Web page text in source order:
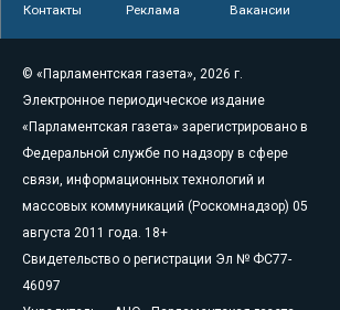
Контакты Реклама Вакансии
© «Парламентская газета», 2026 г.
Электронное периодическое издание
«Парламентская газета» зарегистрировано в
Федеральной службе по надзору в сфере
связи, информационных технологий и
массовых коммуникаций (Роскомнадзор) 05
августа 2011 года. 18+
Свидетельство о регистрации Эл № ФС77-
46097